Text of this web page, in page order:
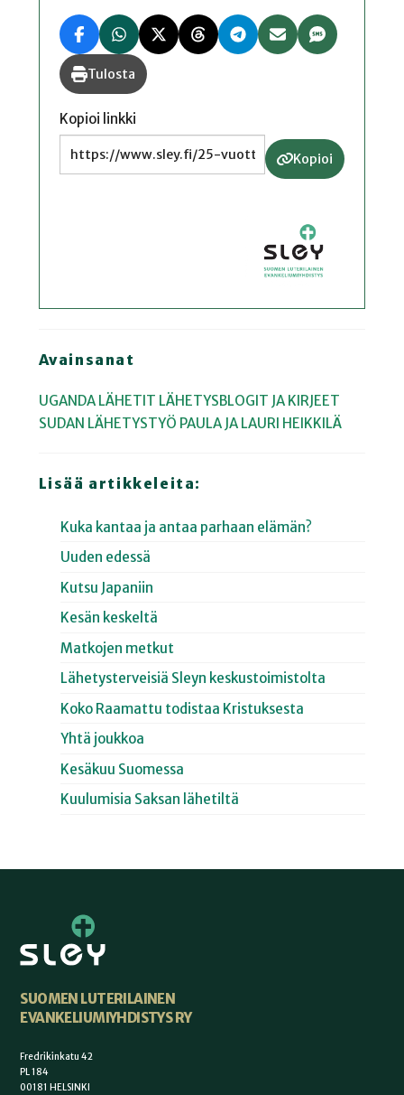
Tulosta
Kopioi linkki
Kopioi
Avainsanat
UGANDA LÄHETIT LÄHETYSBLOGIT JA KIRJEET
SUDAN LÄHETYSTYÖ PAULA JA LAURI HEIKKILÄ
Lisää artikkeleita:
Kuka kantaa ja antaa parhaan elämän?
Uuden edessä
Kutsu Japaniin
Kesän keskeltä
Matkojen metkut
Lähetysterveisiä Sleyn keskustoimistolta
Koko Raamattu todistaa Kristuksesta
Yhtä joukkoa
Kesäkuu Suomessa
Kuulumisia Saksan lähetiltä
SUOMEN LUTERILAINEN
EVANKELIUMIYHDISTYS RY
Fredrikinkatu 42
PL 184
00181 HELSINKI